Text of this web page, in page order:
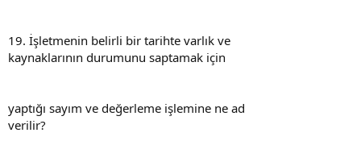
19. İşletmenin belirli bir tarihte varlık ve
kaynaklarının durumunu saptamak için
yaptığı sayım ve değerleme işlemine ne ad
verilir?